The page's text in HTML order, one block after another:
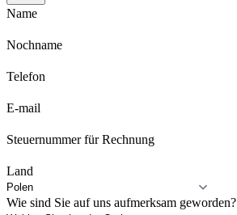
Name
Nochname
Telefon
E-mail
Steuernummer für Rechnung
Land
Wie sind Sie auf uns aufmerksam geworden?